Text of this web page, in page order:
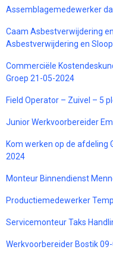
Assemblagemedewerker
Caam Asbestverwijdering
Asbestverwijdering en
Commerciële
Groep 21-05-2024
Field Operator – Zuivel – 5
Junior Werkvoorbereider
Kom werken op de afdeling
2024
Monteur Binnendienst
Productiemedewerker
Servicemonteur Taks
Werkvoorbereider Bostik